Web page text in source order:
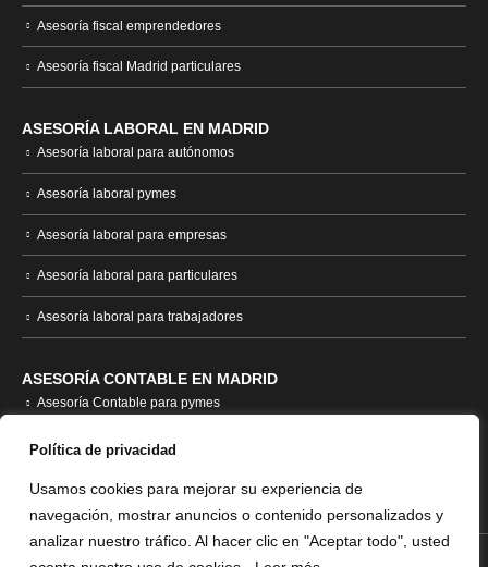
Política de privacidad
Usamos cookies para mejorar su experiencia de
navegación, mostrar anuncios o contenido personalizados y
analizar nuestro tráfico. Al hacer clic en "Aceptar todo", usted
Asesoría fiscal emprendedores
Asesoría fiscal Madrid particulares
ASESORÍA LABORAL EN MADRID
Asesoría laboral para autónomos
Asesoría laboral pymes
Asesoría laboral para empresas
Asesoría laboral para particulares
Asesoría laboral para trabajadores
ASESORÍA CONTABLE EN MADRID
Asesoría Contable para pymes
Asesoría contable empresas
Asesoría contable autónomos